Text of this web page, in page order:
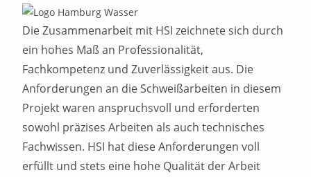
Die Zusammenarbeit mit HSI zeichnete sich durch
ein hohes Maß an Professionalität,
Fachkompetenz und Zuverlässigkeit aus. Die
Anforderungen an die Schweißarbeiten in diesem
Projekt waren anspruchsvoll und erforderten
sowohl präzises Arbeiten als auch technisches
Fachwissen. HSI hat diese Anforderungen voll
erfüllt und stets eine hohe Qualität der Arbeit